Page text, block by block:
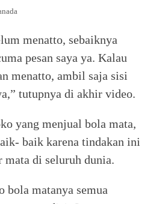
menatto, sebaiknya
pesan saya ya. Kalau
menatto, ambil saja sisi
tutupnya di akhir video.
yang menjual bola mata,
baik karena tindakan ini
mata di seluruh dunia.
bola matanya semua